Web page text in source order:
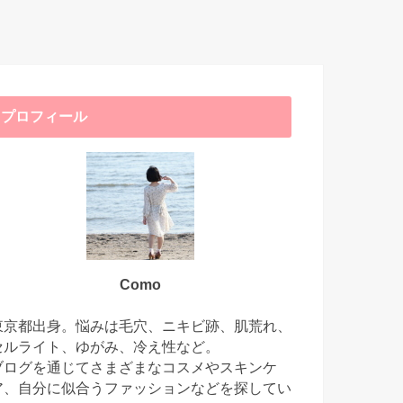
プロフィール
Como
京都出身。悩みは毛穴、ニキビ跡、肌荒れ、
ルライト、ゆがみ、冷え性など。
ログを通じてさまざまなコスメやスキンケ
、自分に似合うファッションなどを探してい